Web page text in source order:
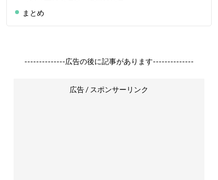
まとめ
--------------広告の後に記事があります--------------
広告 / スポンサーリンク